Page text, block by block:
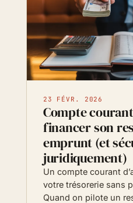
23 FÉVR. 2026
Compte courant
financer son
emprunt (et
juridiquement)
Un compte courant
votre trésorerie sans
Quand on pilote un